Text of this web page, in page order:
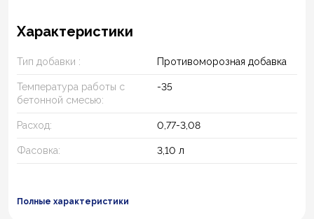
Характеристики
Тип добавки : Противоморозная добавка
Температура работы с
бетонной смесью:
-35
Расход: 0,77-3,08
Фасовка: 3,10 л
Полные характеристики